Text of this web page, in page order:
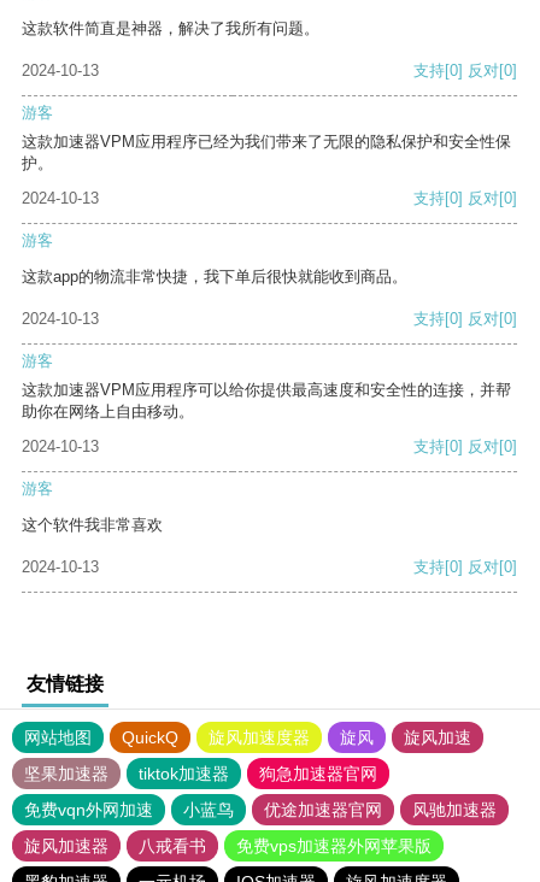
这款软件简直是神器，解决了我所有问题。
2024-10-13 支持[0] 反对[0]
游客
这款加速器VPM应用程序已经为我们带来了无限的隐私保护和安全性保
护。
2024-10-13
支持[0] 反对[0]
游客
这款app的物流非常快捷，我下单后很快就能收到商品。
2024-10-13 支持[0] 反对[0]
游客
这款加速器VPM应用程序可以给你提供最高速度和安全性的连接，并帮
助你在网络上自由移动。
2024-10-13
支持[0] 反对[0]
游客
这个软件我非常喜欢
2024-10-13 支持[0] 反对[0]
友情链接
网站地图 QuickQ 旋风加速度器 旋风
旋风加速
坚果加速器
tiktok加速器
狗急加速器官网
免费vqn外网加速
小蓝鸟 优途加速器官网
风驰加速器
旋风加速器
八戒看书
免费vps加速器外网苹果版